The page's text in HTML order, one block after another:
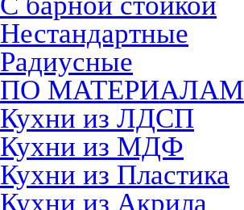
Нестандартные
Радиусные
ПО МАТЕРИАЛАМ
Кухни из ЛДСП
Кухни из МДФ
Кухни из Пластика
Кухни из Акрила